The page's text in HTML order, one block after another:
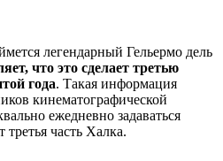
легендарный Гельермо дель
что это сделает третью
года. Такая информация
кинематографической
ежедневно задаваться
часть Халка.